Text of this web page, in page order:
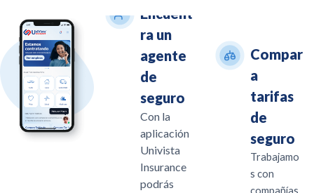
Encuent
ra un
agente
de
seguro
Con la
aplicación
Univista
Insurance
podrás
Compar
a
tarifas
de
seguro
Trabajamo
s con